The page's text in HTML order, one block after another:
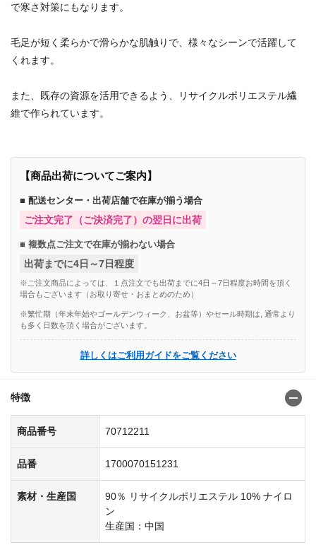
で寒さ対策にもなります。
毛足が短く柔らかで滑らかな肌触りで、様々なシーンで活躍して
くれます。
また、既存の資源を活用できるよう、リサイクルポリエステル繊
維で作られています。
【商品出荷についてご案内】
■ 配送センター・出荷店舗で在庫が揃う場合
ご注文完了（ご決済完了）の翌日に出荷
■ 複数点ご注文で在庫が揃わない場合
出荷までに4日～7日程度
※ご注文商品によっては、１点注文でも出荷までに4日～7日程度お時間を頂く
場合もございます（お取り寄せ・おまとめのため）
※繁忙期（年末年始やゴールデンウィーク、お盆等）やセール時期は, 通常より
も多く日数を頂く場合がございます。
詳しくはご利用ガイドをご覧ください
特徴
商品番号 70712211
品番 1700070151231
素材・生産国
90％ リサイクルポリエステル 10% ナイロ
ン
生産国：中国